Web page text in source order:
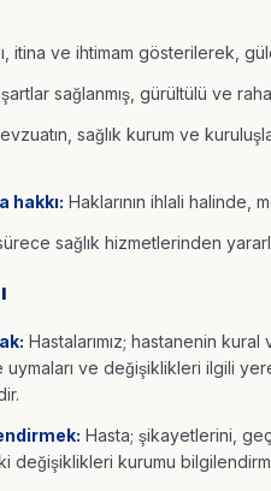
itina ve ihtimam gösterilerek,
sağlanmış, gürültülü ve
sağlık kurum ve
hakkı: Haklarının ihlali halinde,
sağlık hizmetlerinden
Hastalarımız; hastanenin
ve değişiklikleri ilgili
Hasta; şikayetlerini,
değişiklikleri kurumu